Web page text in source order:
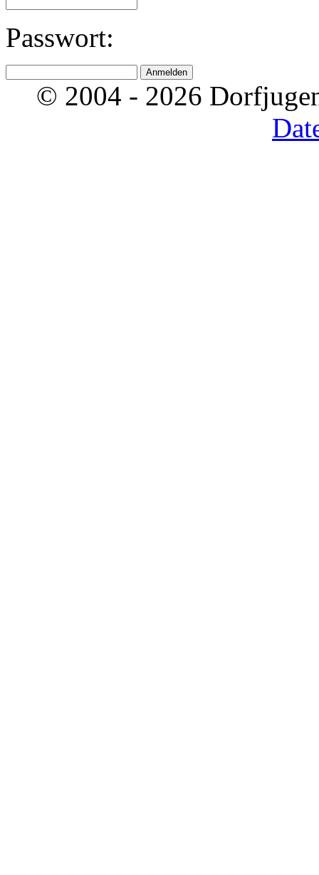
Passwort:
© 2004 - 2026